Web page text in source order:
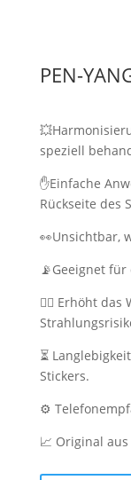
PEN-
speziell
✋Einfache
Rückseite des
👀Unsichtbar,
📡Geeignet
🙎‍♂ Erhöht
⏳
Stickers.
⚙
📈 Original